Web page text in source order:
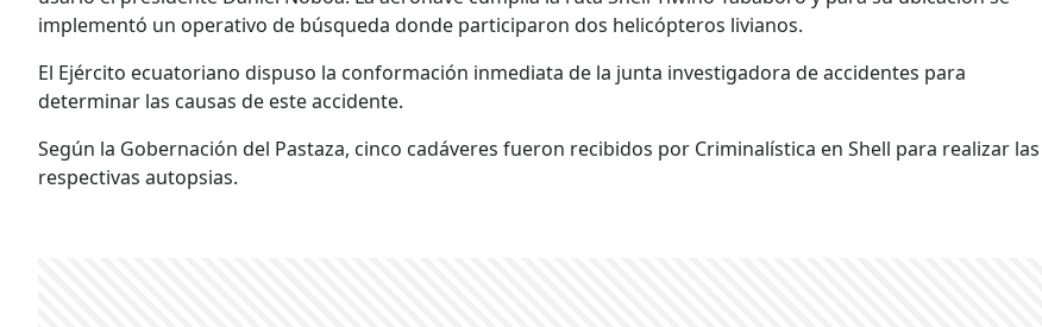
implementó un operativo de búsqueda donde participaron dos helicópteros livianos.
El Ejército ecuatoriano dispuso la conformación inmediata de la junta investigadora de accidentes para
determinar las causas de este accidente.
Según la Gobernación del Pastaza, cinco cadáveres fueron recibidos por Criminalística en Shell para realizar las
respectivas autopsias.